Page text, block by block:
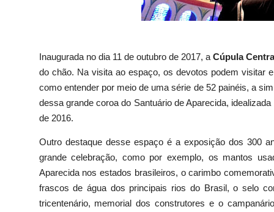
Inaugurada no dia 11 de outubro de 2017, a Cúpula
do chão. Na visita ao espaço, os devotos podem visitar
como entender por meio de uma série de 52 painéis, a
dessa grande coroa do Santuário de Aparecida,
de 2016.
Outro destaque desse espaço é a exposição dos 300
grande celebração, como por exemplo, os mantos
Aparecida nos estados brasileiros, o carimbo
frascos de água dos principais rios do Brasil, o selo
tricentenário, memorial dos construtores e o